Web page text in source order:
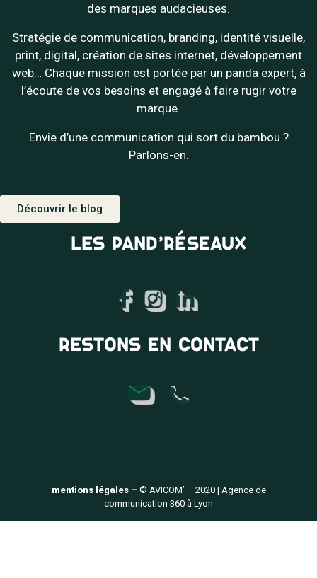
des marques audacieuses.
Stratégie de communication, branding, identité visuelle,
print, digital, création de sites internet, développement
web… Chaque mission est portée par un panda expert, à
l’écoute de vos besoins et engagé à faire rugir votre
marque.
Envie d’une communication qui sort du bambou ?
Parlons-en.
Découvrir le blog
LES PAND’RÉSEAUX
RESTONS EN CONTACT
mentions légales – © AVICOM’ – 2020 | Agence de
communication 360 à Lyon